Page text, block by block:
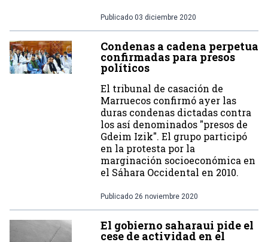
Publicado 03 diciembre 2020
Condenas a cadena perpetua
confirmadas para presos
políticos
El tribunal de casación de
Marruecos confirmó ayer las
duras condenas dictadas contra
los así denominados "presos de
Gdeim Izik". El grupo participó
en la protesta por la
marginación socioeconómica en
el Sáhara Occidental en 2010.
Publicado 26 noviembre 2020
El gobierno saharaui pide el
cese de actividad en el